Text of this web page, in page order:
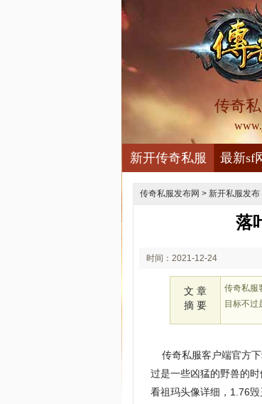
传奇
新开传奇私服 最新sf
传奇私服发布网 > 新开私服发布
落
时间：2021-12-24
文 章
摘 要
传奇私服
目标不过
传奇私服客户端官方下
过是一些凶猛的野兽的
看祖玛头像详细，1.76